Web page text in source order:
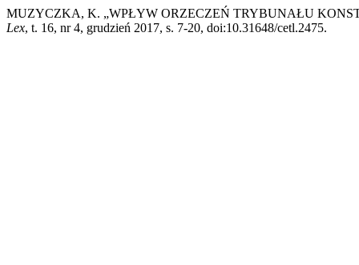
MUZYCZKA, K. „WPŁYW ORZECZEŃ TRYBUNAŁU
Lex, t. 16, nr 4, grudzień 2017, s. 7-20, doi:10.31648/cetl.2475.